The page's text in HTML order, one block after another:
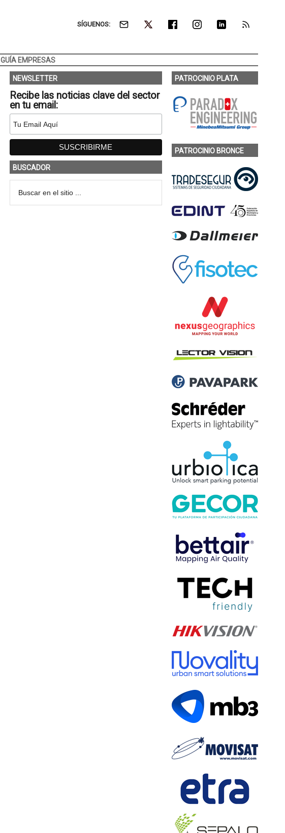
SÍGUENOS:
GUÍA EMPRESAS
NEWSLETTER
Recibe las noticias clave del sector
en tu email:
BUSCADOR
PATROCINIO PLATA
PATROCINIO BRONCE